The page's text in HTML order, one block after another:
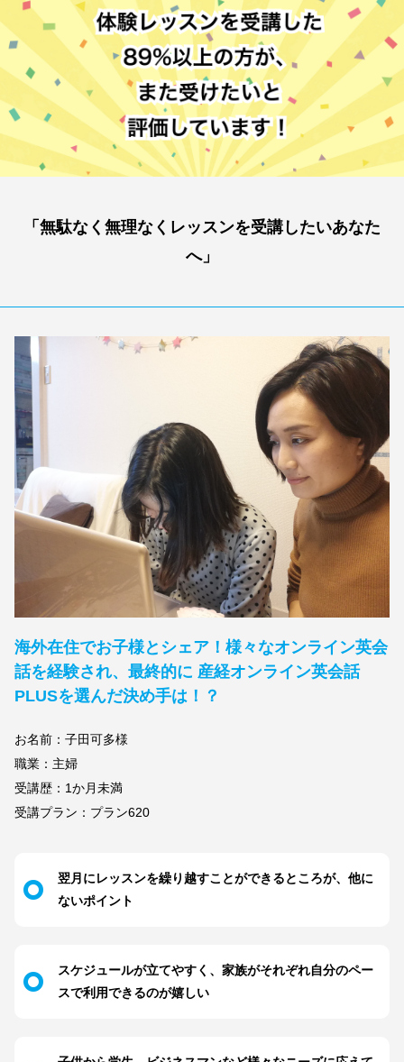
「無駄なく無理なくレッスンを受講したいあなた
へ」
海外在住でお子様とシェア！様々なオンライン英会
話を経験され、最終的に 産経オンライン英会話
PLUSを選んだ決め手は！？
お名前：子田可多様
職業：主婦
受講歴：1か月未満
受講プラン：プラン620
翌月にレッスンを繰り越すことができるところが、他に
ないポイント
スケジュールが立てやすく、家族がそれぞれ自分のペー
スで利用できるのが嬉しい